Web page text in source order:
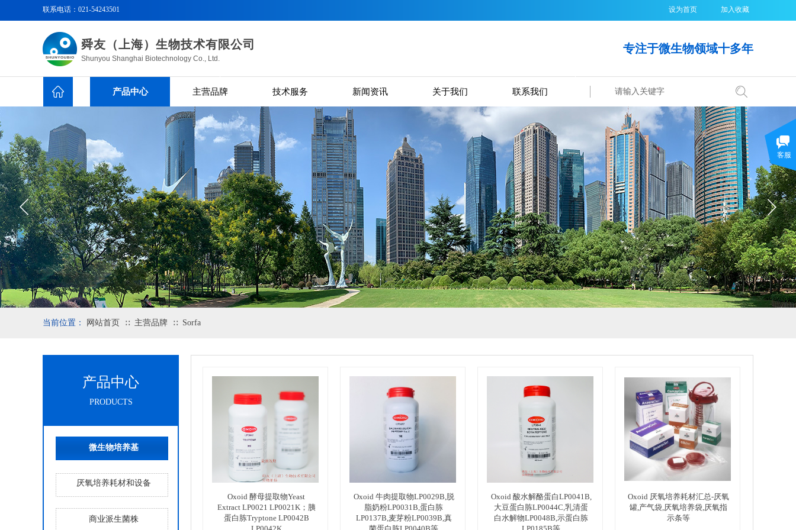
设为首页 加入收藏
联系电话： 021-54243501
舜友（上海）生物技术有限公司
Shunyou Shanghai Biotechnology Co., Ltd.
专注于微生物领域十多年
产品中心 主营品牌 技术服务 新闻资讯 关于我们 联系我们 搜索
当前位置： 网站首页 ∷ 主营品牌 ∷ Sorfa
Oxoid 酵母提取物Yeast
Extract LP0021 LP0021K；胰
蛋白胨Tryptone LP0042B
Oxoid 牛肉提取物LP0029B,脱
脂奶粉LP0031B,蛋白胨
LP0137B,麦芽粉LP0039B,真
Oxoid 酸水解酪蛋白LP0041B,
大豆蛋白胨LP0044C,乳清蛋
白水解物LP0048B,示蛋白胨
Oxoid 厌氧培养耗材汇总-厌氧
罐,产气袋,厌氧培养袋,厌氧指
示条等
产品中心
PRODUCTS
微生物培养基
厌氧培养耗材和设备
商业派生菌株
客服